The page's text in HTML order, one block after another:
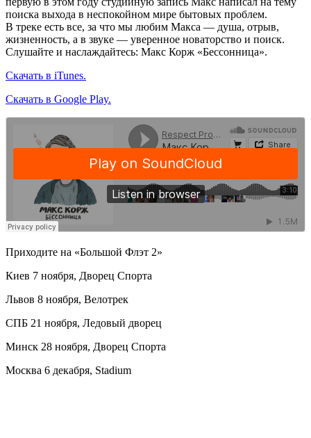
поиска выхода в неспокойном мире бытовых проблем.
В треке есть все, за что мы любим Макса — душа, отрыв,
жизненность, а в звуке — уверенное новаторство и поиск.
Слушайте и наслаждайтесь: Макс Корж «Бессонница».
Скачать в iTunes.
Скачать в Google Play.
Приходите на «Большой Флэт 2»
Киев 7 ноября, Дворец Спорта
Львов 8 ноября, Велотрек
СПБ 21 ноября, Ледовый дворец
Минск 28 ноября, Дворец Спорта
Москва 6 декабря, Stadium